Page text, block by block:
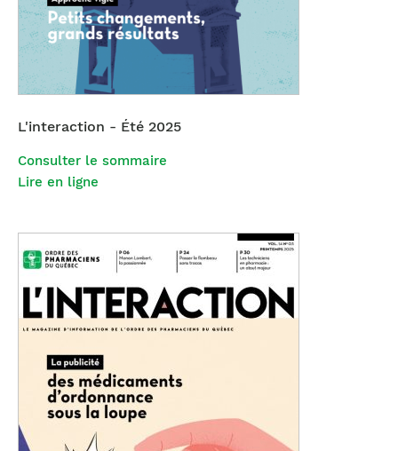
L'interaction - Été 2025
Consulter le sommaire
Lire en ligne